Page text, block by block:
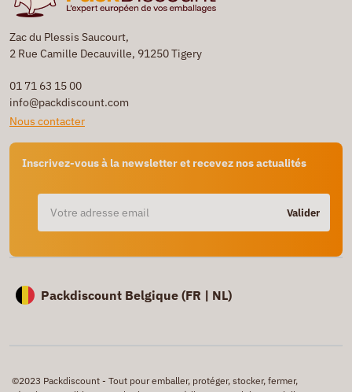
Zac du Plessis Saucourt,
2 Rue Camille Decauville, 91250 Tigery
01 71 63 15 00
info@packdiscount.com
Nous contacter
Inscrivez-vous à la newsletter et recevez nos actualités
Valider
Packdiscount Belgique (FR | NL)
©2023 Packdiscount - Tout pour emballer, protéger, stocker, fermer,